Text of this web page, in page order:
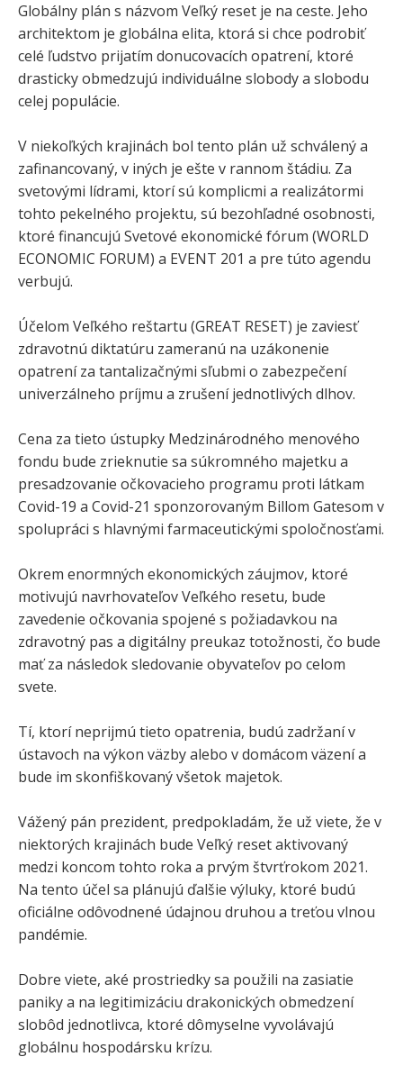
Globálny plán s názvom Veľký reset je na ceste. Jeho
architektom je globálna elita, ktorá si chce podrobiť
celé ľudstvo prijatím donucovacích opatrení, ktoré
drasticky obmedzujú individuálne slobody a slobodu
celej populácie.
V niekoľkých krajinách bol tento plán už schválený a
zafinancovaný, v iných je ešte v rannom štádiu. Za
svetovými lídrami, ktorí sú komplicmi a realizátormi
tohto pekelného projektu, sú bezohľadné osobnosti,
ktoré financujú Svetové ekonomické fórum (WORLD
ECONOMIC FORUM) a EVENT 201 a pre túto agendu
verbujú.
Účelom Veľkého reštartu (GREAT RESET) je zaviesť
zdravotnú diktatúru zameranú na uzákonenie
opatrení za tantalizačnými sľubmi o zabezpečení
univerzálneho príjmu a zrušení jednotlivých dlhov.
Cena za tieto ústupky Medzinárodného menového
fondu bude zrieknutie sa súkromného majetku a
presadzovanie očkovacieho programu proti látkam
Covid-19 a Covid-21 sponzorovaným Billom Gatesom v
spolupráci s hlavnými farmaceutickými spoločnosťami.
Okrem enormných ekonomických záujmov, ktoré
motivujú navrhovateľov Veľkého resetu, bude
zavedenie očkovania spojené s požiadavkou na
zdravotný pas a digitálny preukaz totožnosti, čo bude
mať za následok sledovanie obyvateľov po celom
svete.
Tí, ktorí neprijmú tieto opatrenia, budú zadržaní v
ústavoch na výkon väzby alebo v domácom väzení a
bude im skonfiškovaný všetok majetok.
Vážený pán prezident, predpokladám, že už viete, že v
niektorých krajinách bude Veľký reset aktivovaný
medzi koncom tohto roka a prvým štvrťrokom 2021.
Na tento účel sa plánujú ďalšie výluky, ktoré budú
oficiálne odôvodnené údajnou druhou a treťou vlnou
pandémie.
Dobre viete, aké prostriedky sa použili na zasiatie
paniky a na legitimizáciu drakonických obmedzení
slobôd jednotlivca, ktoré dômyselne vyvolávajú
globálnu hospodársku krízu.